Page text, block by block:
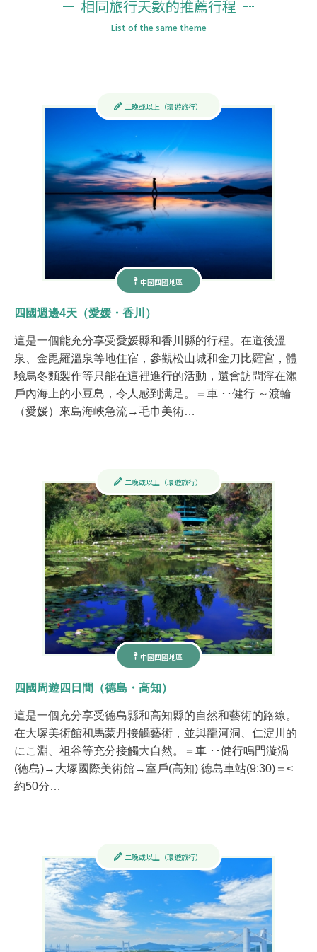
相同旅行天數的推薦行程
List of the same theme
中國四國地區
二晚或以上（環遊旅行）
四國週邊4天（愛媛・香川）
這是一個能充分享受愛媛縣和香川縣的行程。在道後溫
泉、金毘羅溫泉等地住宿，參觀松山城和金刀比羅宮，體
驗烏冬麵製作等只能在這裡進行的活動，還會訪問浮在瀨
戶內海上的小豆島，令人感到满足。 ​​​​＝車 ･･健行 ～渡輪​​
（愛媛）來島海峽急流→毛巾美術…
中國四國地區
二晚或以上（環遊旅行）
四國周遊四日間（德島・高知）
這是一個充分享受德島縣和高知縣的自然和藝術的路線。
在大塚美術館和馬蒙丹接觸藝術，並與龍河洞、仁淀川的
にこ淵、祖谷等充分接觸大自然。​ ​＝車 ･･健行​​ 鳴門漩渦
(徳島)→大塚國際美術館→室戶(高知) 德島車站(9:30)＝<
約50分…
二晚或以上（環遊旅行）